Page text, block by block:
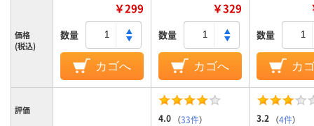
価格
(税込)
￥299
数量
カゴへ
￥329
数量
カゴへ
数量
カ
評価
4.0 （33件） 3.2 （4件）